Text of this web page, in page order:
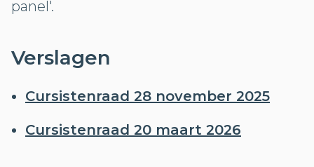
panel'.
Verslagen
Cursistenraad 28 november 2025
Cursistenraad 20 maart 2026